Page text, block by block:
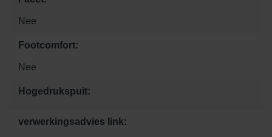
Nee
Footcomfort:
Nee
Hogedrukspuit:
verwerkingsadvies link: